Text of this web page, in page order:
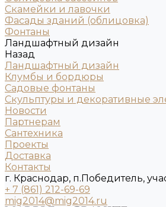
Скамейки и лавочки
Фасады зданий (облицовка)
Фонтаны
Ландшафтный дизайн
Назад
Ландшафтный дизайн
Клумбы и бордюры
Садовые фонтаны
Скульптуры и декоративные
Новости
Партнерам
Сантехника
Проекты
Доставка
Контакты
г. Краснодар, п.Победитель,
+ 7 (861) 212-69-69
mig2014@mig2014.ru